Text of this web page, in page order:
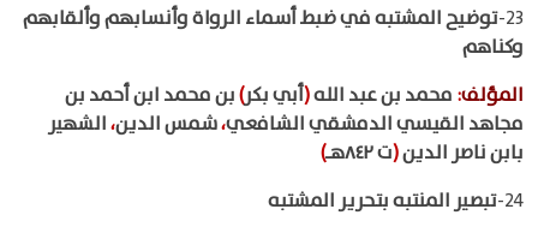
23- توضيح المشتبه في ضبط أسماء الرواة وأنسابهم وألقابهم
وكناهم
المؤلف: محمد بن عبد الله(أبي بكر)بن محمد ابن أحمد بن
مجاهد القيسي الدمشقي الشافعي،شمس الدين،الشهير
بابن ناصر الدين(ت ٨٤٢هـ
)
24- تبصير المنتبه بتحرير المشتبه